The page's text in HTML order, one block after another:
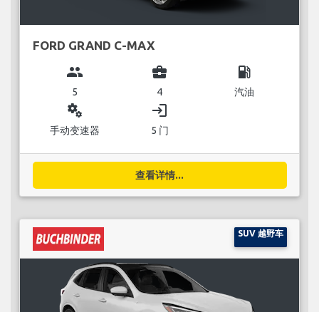
FORD GRAND C-MAX
group
5
business_center
4
local_gas_station
汽油
miscellaneous_services
手动变速器
login
5 门
查看详情...
SUV 越野车